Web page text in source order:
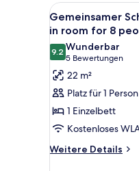
Alle
Fotos
für
Gemeinsamer
Schlafsaal,
(1
bed
in
room
7
Gemeinsamer
in room for 8
9.29.2 von 10
Wunderbar
5 Bewertungen
(5
Bewertungen)
22 m²
Platz für 1 Person
1 Einzelbett
Kostenloses
Weitere Details
Weitere